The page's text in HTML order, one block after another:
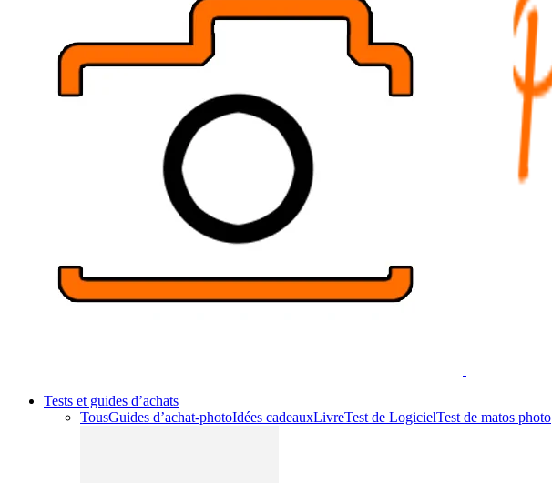
Tests et guides d’achats
TousGuides d’achat-photoIdées cadeauxLivreTest de LogicielTest de matos photo